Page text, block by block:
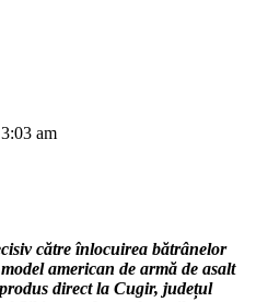
am
către înlocuirea bătrânelor
american de armă de asalt
direct la Cugir, județul